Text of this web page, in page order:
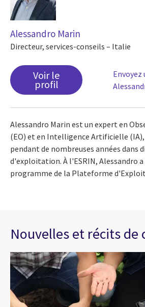
Alessandro Marin
Directeur, services-conseils – Italie
Voir le
profil
Envoyez
Alessandro Marin est un expert en
(EO) et en Intelligence Artificielle
pendant de nombreuses années dans
d'exploitation. À l'ESRIN, Alessandro
programme de la Plateforme
Nouvelles et récits de